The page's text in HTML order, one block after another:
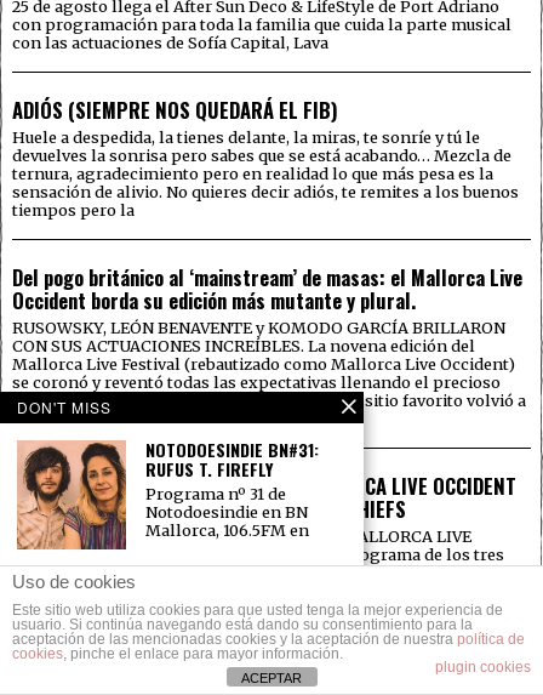
25 de agosto llega el After Sun Deco & LifeStyle de Port Adriano
con programación para toda la familia que cuida la parte musical
con las actuaciones de Sofía Capital, Lava
ADIÓS (SIEMPRE NOS QUEDARÁ EL FIB)
Huele a despedida, la tienes delante, la miras, te sonríe y tú le
devuelves la sonrisa pero sabes que se está acabando… Mezcla de
ternura, agradecimiento pero en realidad lo que más pesa es la
sensación de alivio. No quieres decir adiós, te remites a los buenos
tiempos pero la
Del pogo británico al ‘mainstream’ de masas: el Mallorca Live
Occident borda su edición más mutante y plural.
RUSOWSKY, LEÓN BENAVENTE y KOMODO GARCÍA BRILLARON
CON SUS ACTUACIONES INCREÍBLES. La novena edición del
Mallorca Live Festival (rebautizado como Mallorca Live Occident)
se coronó y reventó todas las expectativas llenando el precioso
recinto situado un año más en Calvià. Nuestro sitio favorito volvió a
lucir espectacular para dar el
NOTODOESINDIE # 214: ESPECIAL MALLORCA LIVE OCCIDENT
con UMBRA, LEÓN BENAVENTE y KAISER CHIEFS
Último especial de Notodoesindie sobre el MALLORCA LIVE
OCCIDENT en Cultura Oberta radio. Tercer programa de los tres
especiales que te hemos preparado un año más sobre el evento
cultural principal de la isla y con el que vamos a abordar el
segundo día de festival que, como ya sabrás,
NOTODOESINDIE # 213: ESPECIAL MALLORCA LIVE OCCIDENT
Uso de cookies
Este sitio web utiliza cookies para que usted tenga la mejor experiencia de
usuario. Si continúa navegando está dando su consentimiento para la
aceptación de las mencionadas cookies y la aceptación de nuestra política de
cookies, pinche el enlace para mayor información.
plugin cookies
ACEPTAR
DON'T MISS
NOTODOESINDIE BN#31:
RUFUS T. FIREFLY
Programa nº 31 de
Notodoesindie en BN
Mallorca, 106.5FM en
En Notodoesindie
celebramos el segundo
cumpleaños en un año. Sí,